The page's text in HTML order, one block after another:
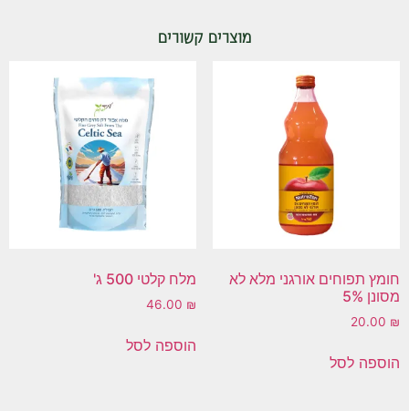
מוצרים קשורים
חומץ תפוחים אורגני מלא לא
מסונן 5%
20.00 ₪
הוספה לסל
מלח קלטי 500 ג'
46.00 ₪
הוספה לסל